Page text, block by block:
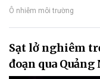
Ô nhiễm môi trường
Sạt lở nghiêm
đoạn qua Quảng